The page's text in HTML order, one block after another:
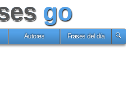
go
Autores Frases del día